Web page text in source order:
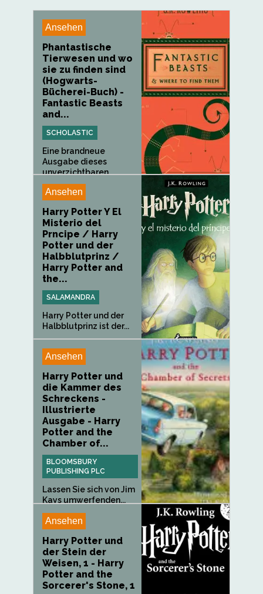
Ansehen
Phantastische
Tierwesen und wo
sie zu finden sind
(Hogwarts-
Bücherei-Buch) -
Fantastic Beasts
and...
SCHOLASTIC
Eine brandneue
Ausgabe dieses
unverzichtbaren...
Ansehen
Harry Potter Y El
Misterio del
Prncipe / Harry
Potter und der
Halbblutprinz /
Harry Potter and
the...
SALAMANDRA
Harry Potter und der
Halbblutprinz ist der...
Ansehen
Harry Potter und
die Kammer des
Schreckens -
Illustrierte
Ausgabe - Harry
Potter and the
Chamber of...
BLOOMSBURY
PUBLISHING PLC
Lassen Sie sich von Jim
Kays umwerfenden...
Ansehen
Harry Potter und
der Stein der
Weisen, 1 - Harry
Potter and the
Sorcerer's Stone, 1